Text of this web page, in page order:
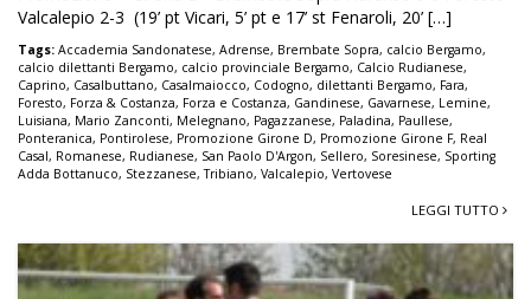
Valcalepio 2-3 (19’ pt Vicari, 5’ pt e 17’ st Fenaroli, 20’ […]
Tags: Accademia Sandonatese, Adrense, Brembate Sopra, calcio Bergamo,
calcio dilettanti Bergamo, calcio provinciale Bergamo, Calcio Rudianese,
Caprino, Casalbuttano, Casalmaiocco, Codogno, dilettanti Bergamo, Fara,
Foresto, Forza & Costanza, Forza e Costanza, Gandinese, Gavarnese, Lemine,
Luisiana, Mario Zanconti, Melegnano, Pagazzanese, Paladina, Paullese,
Ponteranica, Pontirolese, Promozione Girone D, Promozione Girone F, Real
Casal, Romanese, Rudianese, San Paolo D'Argon, Sellero, Soresinese, Sporting
Adda Bottanuco, Stezzanese,Tribiano, Valcalepio, Vertovese
LEGGI TUTTO